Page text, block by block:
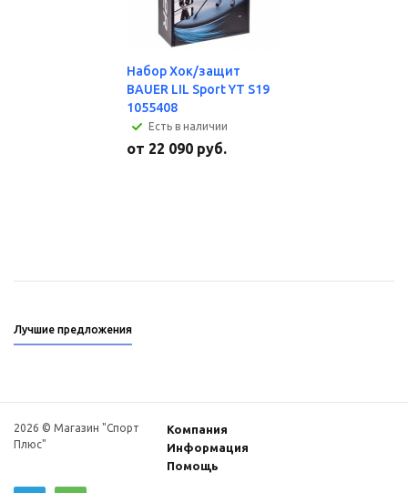
Набор Хок/защит
BAUER LIL Sport YT S19
1055408
Есть в наличии
от 22 090 руб.
Лучшие предложения
2026 © Магазин "Спорт
Плюс"
Компания
Информация
Помощь